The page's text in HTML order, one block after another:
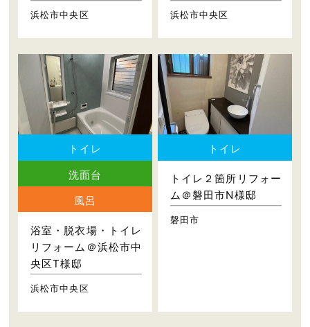
浜松市中央区 浜松市中央区
トイレ
洗面台
風呂
浴室・脱衣場・トイレ
リフォーム＠浜松市中
央区T様邸
浜松市中央区
トイレ
トイレ２箇所リフォー
ム＠磐田市N様邸
磐田市